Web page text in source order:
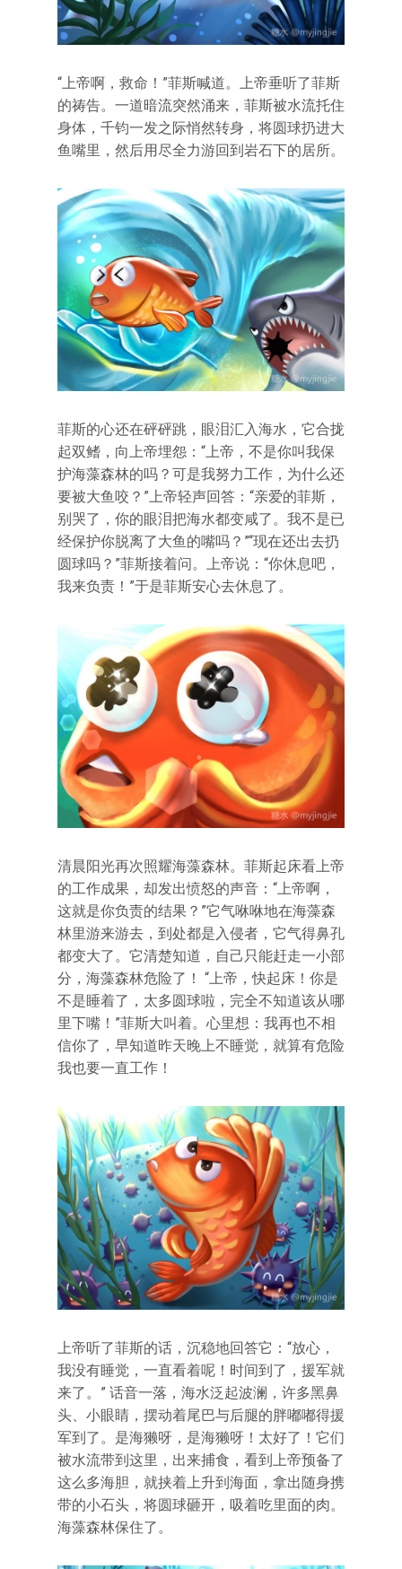
“上帝啊，救命！”菲斯喊道。上帝垂听了菲斯
的祷告。一道暗流突然涌来，菲斯被水流托住
身体，千钧一发之际悄然转身，将圆球扔进大
鱼嘴里，然后用尽全力游回到岩石下的居所。
菲斯的心还在砰砰跳，眼泪汇入海水，它合拢
起双鳍，向上帝埋怨：“上帝，不是你叫我保
护海藻森林的吗？可是我努力工作，为什么还
要被大鱼咬？”上帝轻声回答：“亲爱的菲斯，
别哭了，你的眼泪把海水都变咸了。我不是已
经保护你脱离了大鱼的嘴吗？”“现在还出去扔
圆球吗？”菲斯接着问。上帝说：“你休息吧，
我来负责！”于是菲斯安心去休息了。
清晨阳光再次照耀海藻森林。菲斯起床看上帝
的工作成果，却发出愤怒的声音：“上帝啊，
这就是你负责的结果？”它气咻咻地在海藻森
林里游来游去，到处都是入侵者，它气得鼻孔
都变大了。它清楚知道，自己只能赶走一小部
分，海藻森林危险了！ “上帝，快起床！你是
不是睡着了，太多圆球啦，完全不知道该从哪
里下嘴！”菲斯大叫着。心里想：我再也不相
信你了，早知道昨天晚上不睡觉，就算有危险
我也要一直工作！
上帝听了菲斯的话，沉稳地回答它：“放心，
我没有睡觉，一直看着呢！时间到了，援军就
来了。” 话音一落，海水泛起波澜，许多黑鼻
头、小眼睛，摆动着尾巴与后腿的胖嘟嘟得援
军到了。是海獭呀，是海獭呀！太好了！它们
被水流带到这里，出来捕食，看到上帝预备了
这么多海胆，就挟着上升到海面，拿出随身携
带的小石头，将圆球砸开，吸着吃里面的肉。
海藻森林保住了。